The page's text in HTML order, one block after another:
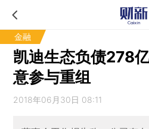
金融
凯迪生态负债278
意参与重组
2018年06月30日 08:11